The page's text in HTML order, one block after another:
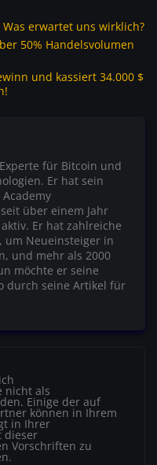
erwartet uns wirklich?
50% Handelsvolumen
und kassiert 34.000 $
für Bitcoin und
Er hat sein
über einem Jahr
Er hat zahlreiche
um Neueinsteiger in
und mehr als 2000
möchte er seine
durch seine Artikel für
nicht als
Einige der auf
können in Ihrem
in Ihrer
dieser
Vorschriften zu